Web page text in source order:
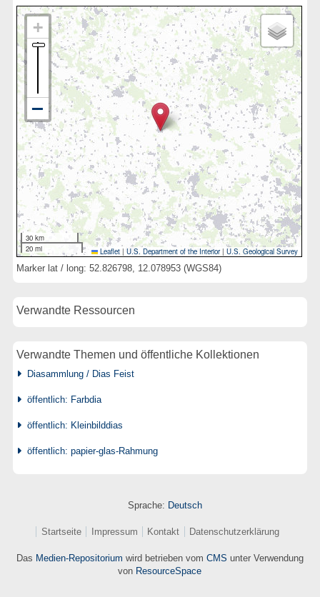
30 km
20 mi
Leaflet | U.S. Department of the Interior|U.S. Geological Survey
Marker lat / long: 52.826798, 12.078953 (WGS84)
Verwandte Ressourcen
Verwandte Themen und öffentliche Kollektionen
Diasammlung / Dias Feist
öffentlich: Farbdia
öffentlich: Kleinbilddias
öffentlich: papier-glas-Rahmung
Sprache: Deutsch
Startseite Impressum Kontakt Datenschutzerklärung
Das Medien-Repositorium wird betrieben vom CMS unter Verwendung
von ResourceSpace